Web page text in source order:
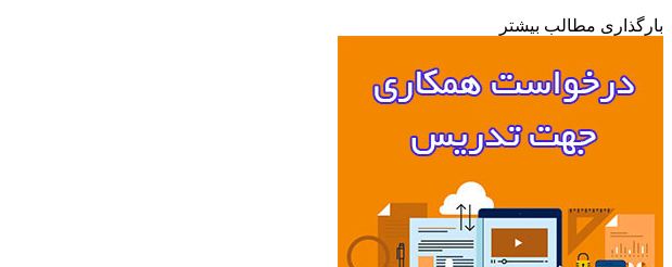
بارگذاری مطالب بیشتر